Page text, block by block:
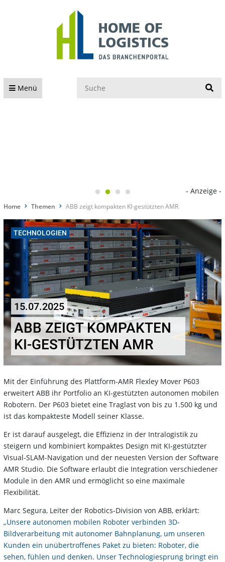
Menü
- Anzeige -
Home Themen ABB zeigt kompakten KI-gestützten AMR
TECHNOLOGIEN
15.07.2025
ABB ZEIGT KOMPAKTEN
KI-GESTÜTZTEN AMR
Mit der Einführung des Plattform-AMR Flexley Mover P603
erweitert ABB ihr Portfolio an KI-gestützten autonomen mobilen
Robotern. Der P603 bietet eine Traglast von bis zu 1.500 kg und
ist das kompakteste Modell seiner Klasse.
Er ist darauf ausgelegt, die Effizienz in der Intralogistik zu
steigern und kombiniert kompaktes Design mit KI-gestützter
Visual-SLAM-Navigation und der neuesten Version der Software
AMR Studio. Die Software erlaubt die Integration verschiedener
Module in den AMR und ermöglicht so eine maximale
Flexibilität.
Marc Segura, Leiter der Robotics-Division von ABB, erklärt:
„Unsere autonomen mobilen Roboter verbinden 3D-
Bildverarbeitung mit autonomer Bahnplanung, um unseren
Kunden ein unübertroffenes Paket zu bieten: Roboter, die
sehen, fühlen und denken. Unser Technologiesprung bringt ein